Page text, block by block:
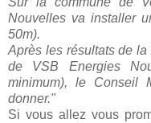
Nouvelles va installer
50m).
Après les résultats de
de VSB Energies
minimum), le Conseil
donner."
Si vous allez vous